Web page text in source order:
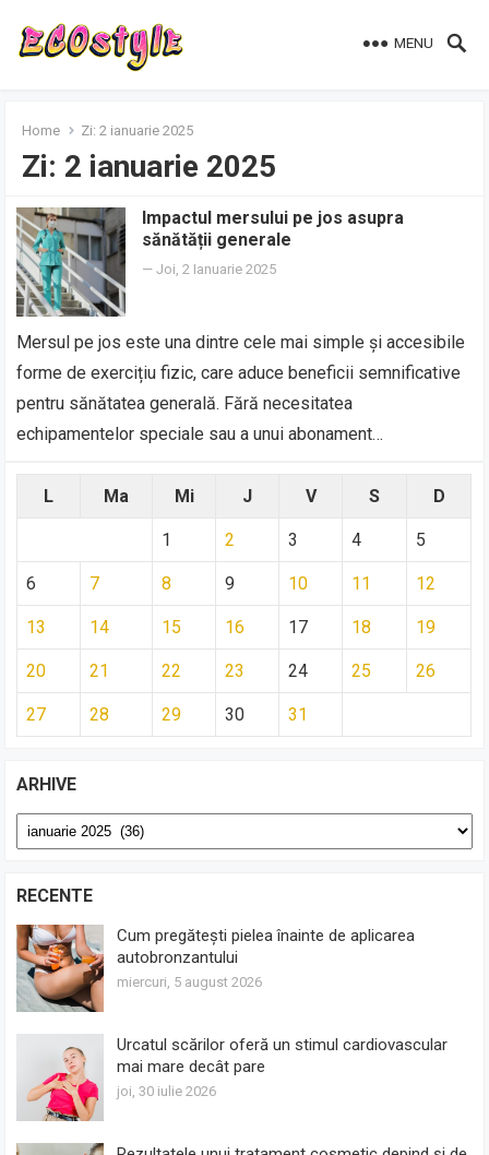
MENU
Home Zi:2 ianuarie 2025
Zi: 2 ianuarie 2025
Impactul mersului pe jos asupra
sănătății generale
—Joi, 2 Ianuarie 2025
Mersul pe jos este una dintre cele mai simple și accesibile
forme de exercițiu fizic, care aduce beneficii semnificative
pentru sănătatea generală. Fără necesitatea
echipamentelor speciale sau a unui abonament…
L Ma Mi J V S D
1 2 3 4 5
6 7 8 9 10 11 12
13 14 15 16 17 18 19
20 21 22 23 24 25 26
27 28 29 30 31
ARHIVE
Arhive
RECENTE
Cum pregătești pielea înainte de aplicarea
autobronzantului
miercuri, 5 august 2026
Urcatul scărilor oferă un stimul cardiovascular
mai mare decât pare
joi, 30 iulie 2026